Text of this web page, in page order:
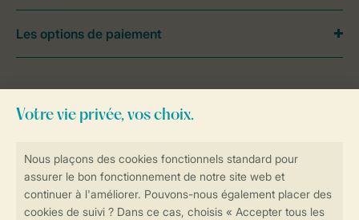
contactez notreContact Center.
Les options de paiement